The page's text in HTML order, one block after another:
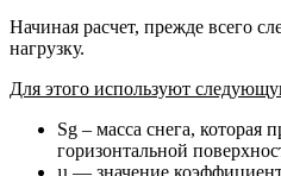
Начиная расчет, прежде всего
нагрузку.
Для этого используют
Sg – масса снега, которая
горизонтальной
µ — значение